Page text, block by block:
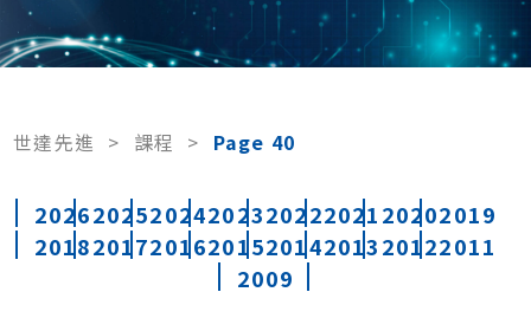
世達先進 > 課程 > Page 40
20262025202420232022202120202019
20182017201620152014201320122011
2009